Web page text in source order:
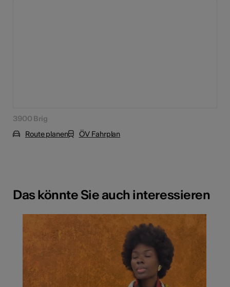
3900 Brig
Route planen
ÖV Fahrplan
Das könnte Sie auch interessieren